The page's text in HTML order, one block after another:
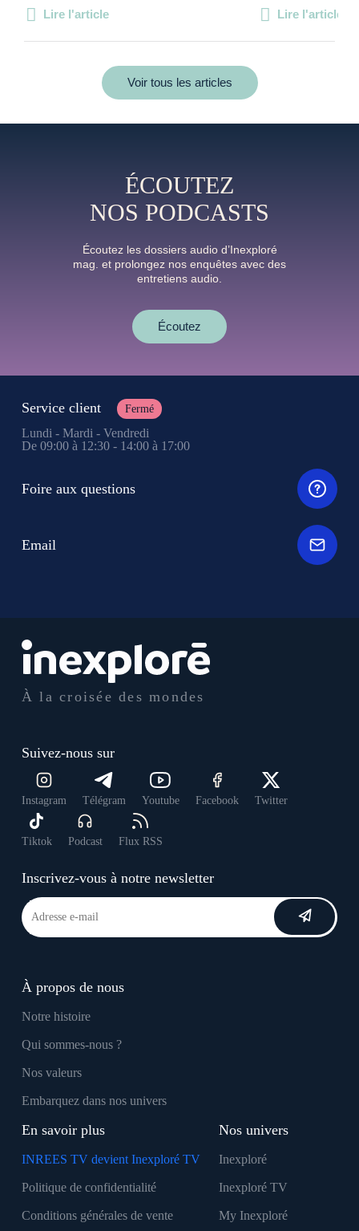
Lire l'article Lire l'article
Voir tous les articles
ÉCOUTEZ
NOS PODCASTS
Écoutez les dossiers audio d’Inexploré
mag. et prolongez nos enquêtes avec des
entretiens audio.
Écoutez
À la croisée des mondes
Suivez-nous sur
Instagram Télégram Youtube Facebook Twitter
Tiktok Podcast Flux RSS
Inscrivez-vous à notre newsletter
À propos de nous
Notre histoire
Qui sommes-nous ?
Nos valeurs
Embarquez dans nos univers
En savoir plus
INREES TV devient Inexploré TV
Politique de confidentialité
Conditions générales de vente
Nos univers
Inexploré
Inexploré TV
My Inexploré
Service client Fermé
Lundi - Mardi - Vendredi
De 09:00 à 12:30 - 14:00 à 17:00
Foire aux questions
Email